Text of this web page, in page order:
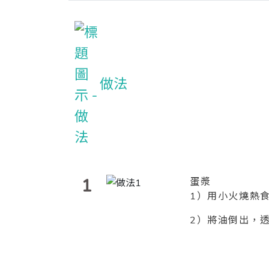
做法
1
蛋漿
1）用小火燒熱
2）將油倒出，